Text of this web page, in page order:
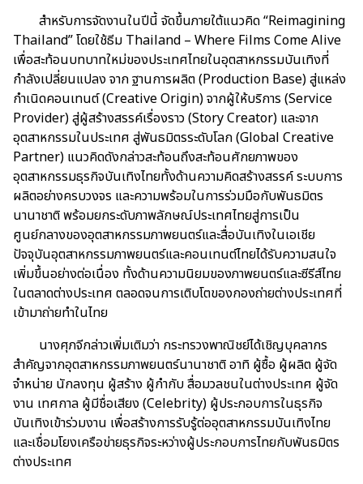
สำหรับการจัดงานในปีนี้ จัดขึ้นภายใต้แนวคิด “Reimagining
Thailand” โดยใช้ธีม Thailand – Where Films Come Alive
เพื่อสะท้อนบทบาทใหม่ของประเทศไทยในอุตสาหกรรมบันเทิงที่
กำลังเปลี่ยนแปลง จาก ฐานการผลิต (Production Base) สู่แหล่ง
กำเนิดคอนเทนต์ (Creative Origin) จากผู้ให้บริการ (Service
Provider) สู่ผู้สร้างสรรค์เรื่องราว (Story Creator) และจาก
อุตสาหกรรมในประเทศ สู่พันธมิตรระดับโลก (Global Creative
Partner) แนวคิดดังกล่าวสะท้อนถึงสะท้อนศักยภาพของ
อุตสาหกรรมธุรกิจบันเทิงไทยทั้งด้านความคิดสร้างสรรค์ ระบบการ
ผลิตอย่างครบวงจร และความพร้อมในการร่วมมือกับพันธมิตร
นานาชาติ พร้อมยกระดับภาพลักษณ์ประเทศไทยสู่การเป็น
ศูนย์กลางของอุตสาหกรรมภาพยนตร์และสื่อบันเทิงในเอเชีย
ปัจจุบันอุตสาหกรรมภาพยนตร์และคอนเทนต์ไทยได้รับความสนใจ
เพิ่มขึ้นอย่างต่อเนื่อง ทั้งด้านความนิยมของภาพยนตร์และซีรีส์ไทย
ในตลาดต่างประเทศ ตลอดจนการเติบโตของกองถ่ายต่างประเทศที่
เข้ามาถ่ายทำในไทย
นางศุภจีกล่าวเพิ่มเติมว่า กระทรวงพาณิชย์ได้เชิญบุคลากร
สำคัญจากอุตสาหกรรมภาพยนตร์นานาชาติ อาทิ ผู้ซื้อ ผู้ผลิต ผู้จัด
จำหน่าย นักลงทุน ผู้สร้าง ผู้กำกับ สื่อมวลชนในต่างประเทศ ผู้จัด
งาน เทศกาล ผู้มีชื่อเสียง (Celebrity) ผู้ประกอบการในธุรกิจ
บันเทิงเข้าร่วมงาน เพื่อสร้างการรับรู้ต่ออุตสาหกรรมบันเทิงไทย
และเชื่อมโยงเครือข่ายธุรกิจระหว่างผู้ประกอบการไทยกับพันธมิตร
ต่างประเทศ